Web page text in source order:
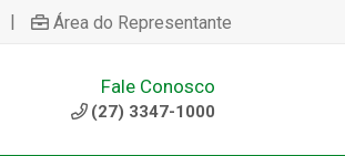
| Área do Representante
Fale Conosco
(27) 3347-1000